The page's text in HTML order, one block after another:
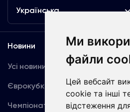
Ми
файли
Цей вебсайт
cookie та інші
відстеження
Українська
Новини
Усі новини
Єврокубки
Чемпіонат України